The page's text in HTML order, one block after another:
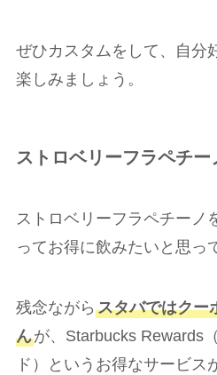
ぜひカスタムをして、自分
楽しみましょう。
ストロベリーフラペチ
ストロベリーフラペチーノ
ってお得に飲みたいと思っ
残念ながら スタバではクー
んが、Starbucks Rewards
ド）というお得なサービス